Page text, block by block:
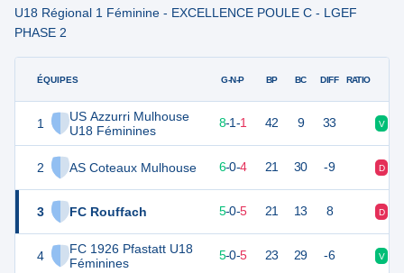
U18 Régional 1 Féminine - EXCELLENCE POULE C - LGEF
PHASE 2
ÉQUIPES
1
US Azzurri Mulhouse
U18 Féminines
2 AS Coteaux Mulhouse
3 FC Rouffach
4
FC 1926 Pfastatt U18
Féminines
G-N-P BP BC DIFF RATIO
25 10 8-1-1 42 9 33 V
18 10 6-0-4 21 30 -9 D
5-0-5 21 13 8 D
15 10 5-0-5 23 29 -6 V